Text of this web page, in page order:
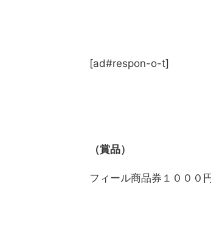
[ad#respon-o-t]
（賞品）
フィール商品券１０００